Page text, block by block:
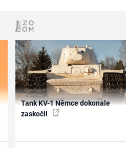
Tank KV-1 Němce dokonale
zaskočil